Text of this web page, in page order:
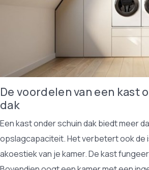
De voordelen van een kast
dak
Een kast onder schuin dak biedt meer
opslagcapaciteit. Het verbetert ook de
akoestiek van je kamer. De kast